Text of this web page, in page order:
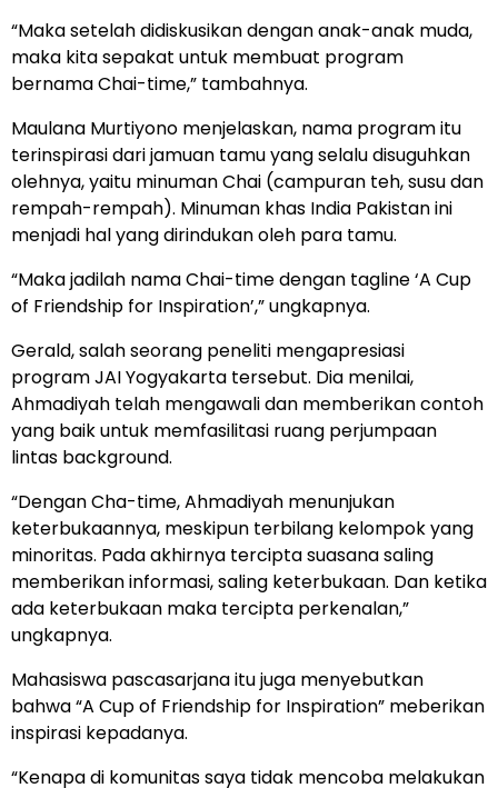
“Maka setelah didiskusikan dengan anak-anak muda,
maka kita sepakat untuk membuat program
bernama Chai-time,” tambahnya.
Maulana Murtiyono menjelaskan, nama program itu
terinspirasi dari jamuan tamu yang selalu disuguhkan
olehnya, yaitu minuman Chai (campuran teh, susu dan
rempah-rempah). Minuman khas India Pakistan ini
menjadi hal yang dirindukan oleh para tamu.
“Maka jadilah nama Chai-time dengan tagline ‘A Cup
of Friendship for Inspiration’,” ungkapnya.
Gerald, salah seorang peneliti mengapresiasi
program JAI Yogyakarta tersebut. Dia menilai,
Ahmadiyah telah mengawali dan memberikan contoh
yang baik untuk memfasilitasi ruang perjumpaan
lintas background.
“Dengan Cha-time, Ahmadiyah menunjukan
keterbukaannya, meskipun terbilang kelompok yang
minoritas. Pada akhirnya tercipta suasana saling
memberikan informasi, saling keterbukaan. Dan ketika
ada keterbukaan maka tercipta perkenalan,”
ungkapnya.
Mahasiswa pascasarjana itu juga menyebutkan
bahwa “A Cup of Friendship for Inspiration” meberikan
inspirasi kepadanya.
“Kenapa di komunitas saya tidak mencoba melakukan